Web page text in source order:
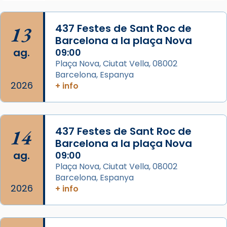
Aquest dilluns, 27 de juliol, ha tingut lloc la
missa d’acció de gràcies en agraïment al
comitè organitzador de la visita apostòlica
del Sant Pare Lleó XIV a Barcelona, i als
col·laboradors, a la Catedral de Barcelona.
L’arquebisbe de Barcelona, el cardenal Joan
📸 Dr. G. Simón
Photo
View on Facebook · Share
13
ag.
2026
437 Festes de Sant Roc de
Barcelona a la plaça Nova
09:00
Plaça Nova, Ciutat Vella, 08002
Barcelona, Espanya
+ info
14
ag.
2026
437 Festes de Sant Roc de
Barcelona a la plaça Nova
09:00
Plaça Nova, Ciutat Vella, 08002
Barcelona, Espanya
+ info